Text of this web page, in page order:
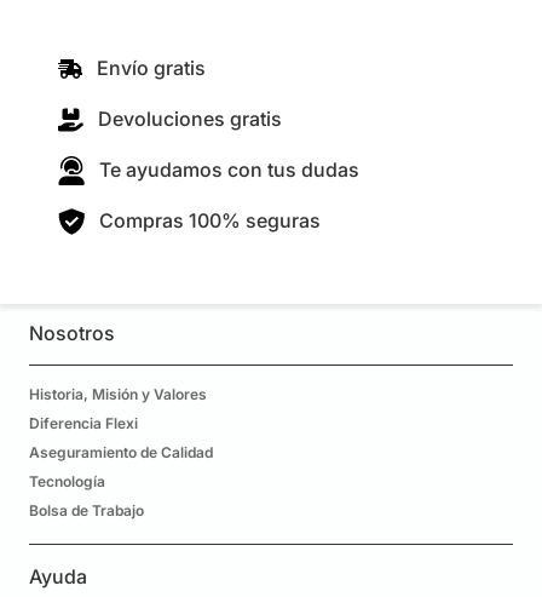
Envío gratis
Devoluciones gratis
Te ayudamos con tus dudas
Compras 100% seguras
Nosotros
Historia, Misión y Valores
Diferencia Flexi
Aseguramiento de Calidad
Tecnología
Bolsa de Trabajo
Ayuda